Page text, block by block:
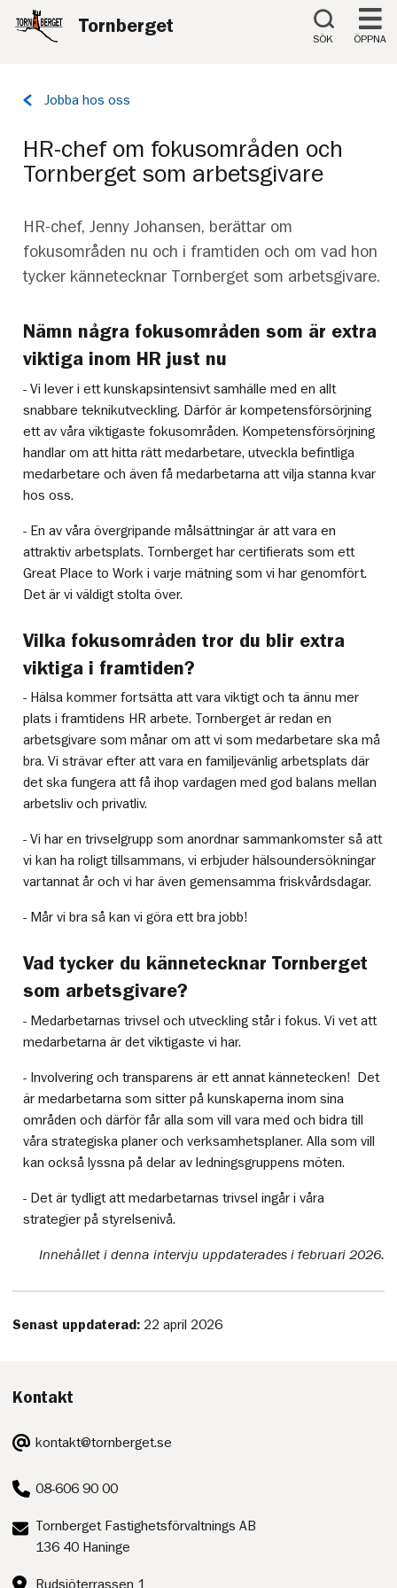
Till innehåll på sidan
Tornberget
SÖK ÖPPNA
Tillbaka
Jobba hos oss
HR-chef om fokusområden och
Tornberget som arbetsgivare
HR-chef, Jenny Johansen, berättar om
fokusområden nu och i framtiden och om vad hon
tycker kännetecknar Tornberget som arbetsgivare.
Nämn några fokusområden som är extra
viktiga inom HR just nu
- Vi lever i ett kunskapsintensivt samhälle med en allt
snabbare teknikutveckling. Därför är kompetensförsörjning
ett av våra viktigaste fokusområden. Kompetensförsörjning
handlar om att hitta rätt medarbetare, utveckla befintliga
medarbetare och även få medarbetarna att vilja stanna kvar
hos oss.
- En av våra övergripande målsättningar är att vara en
attraktiv arbetsplats. Tornberget har certifierats som ett
Great Place to Work i varje mätning som vi har genomfört.
Det är vi väldigt stolta över.
Vilka fokusområden tror du blir extra
viktiga i framtiden?
- Hälsa kommer fortsätta att vara viktigt och ta ännu mer
plats i framtidens HR arbete. Tornberget är redan en
arbetsgivare som månar om att vi som medarbetare ska må
bra. Vi strävar efter att vara en familjevänlig arbetsplats där
det ska fungera att få ihop vardagen med god balans mellan
arbetsliv och privatliv.
- Vi har en trivselgrupp som anordnar sammankomster så att
vi kan ha roligt tillsammans, vi erbjuder hälsoundersökningar
vartannat år och vi har även gemensamma friskvårdsdagar.
- Mår vi bra så kan vi göra ett bra jobb!
Vad tycker du kännetecknar Tornberget
som arbetsgivare?
- Medarbetarnas trivsel och utveckling står i fokus. Vi vet att
medarbetarna är det viktigaste vi har.
- Involvering och transparens är ett annat kännetecken! Det
är medarbetarna som sitter på kunskaperna inom sina
områden och därför får alla som vill vara med och bidra till
våra strategiska planer och verksamhetsplaner. Alla som vill
kan också lyssna på delar av ledningsgruppens möten.
- Det är tydligt att medarbetarnas trivsel ingår i våra
strategier på styrelsenivå.
Innehållet i denna intervju uppdaterades i februari 2026.
Senast uppdaterad: 22 april 2026
Kontakt
E-
post:
kontakt@tornberget.se
Telefon:
08-606 90 00
Postadress:
Tornberget Fastighetsförvaltnings AB
136 40 Haninge
Besöksadress:
Rudsjöterrassen 1